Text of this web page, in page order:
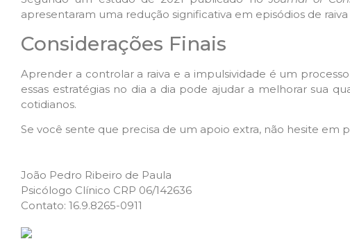
apresentaram uma redução significativa em episódios de
Considerações Finais
Aprender a controlar a raiva e a impulsividade é um
essas estratégias no dia a dia pode ajudar a melhorar sua
cotidianos.
Se você sente que precisa de um apoio extra, não hesite em
João Pedro Ribeiro de Paula
Psicólogo Clínico CRP 06/142636
Contato: 16.9.8265-0911